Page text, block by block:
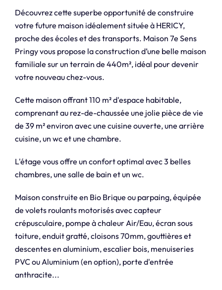
Découvrez cette superbe opportunité de construire
votre future maison idéalement située à HERICY,
proche des écoles et des transports. Maison 7e Sens
Pringy vous propose la construction d’une belle maison
familiale sur un terrain de 440m², idéal pour devenir
votre nouveau chez-vous.
Cette maison offrant 110 m² d'espace habitable,
comprenant au rez-de-chaussée une jolie pièce de vie
de 39 m² environ avec une cuisine ouverte, une arrière
cuisine, un wc et une chambre.
L'étage vous offre un confort optimal avec 3 belles
chambres, une salle de bain et un wc.
Maison construite en Bio Brique ou parpaing, équipée
de volets roulants motorisés avec capteur
crépusculaire, pompe à chaleur Air/Eau, écran sous
toiture, enduit gratté, cloisons 70mm, gouttières et
descentes en aluminium, escalier bois, menuiseries
PVC ou Aluminium (en option), porte d'entrée
anthracite...